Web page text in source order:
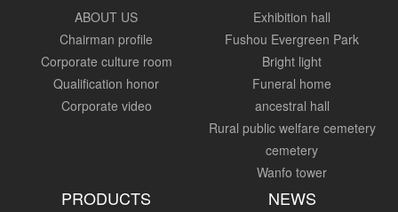
ABOUT US
Chairman profile
Corporate culture room
Qualification honor
Corporate video
Exhibition hall
Fushou Evergreen Park
Bright light
Funeral home
ancestral hall
Rural public welfare cemetery
cemetery
Wanfo tower
PRODUCTS NEWS